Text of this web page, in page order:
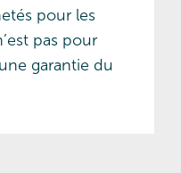
pour les
pas pour
garantie du